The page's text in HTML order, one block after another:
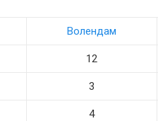
Волендам
12
3
4